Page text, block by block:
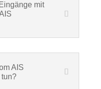
mit
AIS